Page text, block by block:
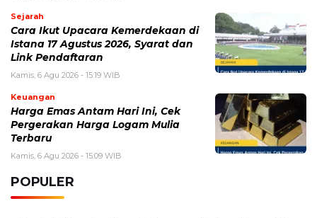
Sejarah
Cara Ikut Upacara Kemerdekaan di
Istana 17 Agustus 2026, Syarat dan
Link Pendaftaran
Kamis, 6 Agu 2026 - 15:19 WIB
Keuangan
Harga Emas Antam Hari Ini, Cek
Pergerakan Harga Logam Mulia
Terbaru
Kamis, 6 Agu 2026 - 15:09 WIB
POPULER